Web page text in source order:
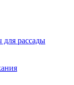
рассады